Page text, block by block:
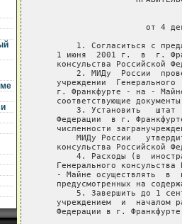
от 4
1. Согласиться с
1 июня  2001 г.  в  г.
консульства Российской
2. МИДу  России
учреждении  Генерального
г. Франкфурте - на -
соответствующие
3. Установить   штат
Федерации  в г.
численности
МИДу России
консульства Российской
4. Расходы (в
Генерального консульства
- Майне осуществлять  в
предусмотренных на
5. Завершить до 1
учреждением  и  началом
Федерации в г.